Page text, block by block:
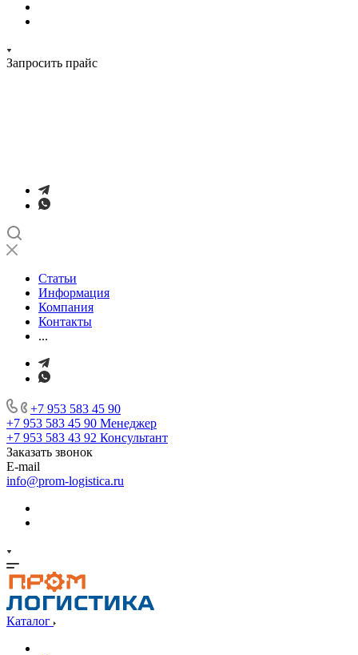
Запросить прайс
Статьи
Информация
Компания
Контакты
...
+7 953 583 45 90
+7 953 583 45 90 Менеджер
+7 953 583 43 92 Консультант
Заказать звонок
E-mail
info@prom-logistica.ru
Каталог